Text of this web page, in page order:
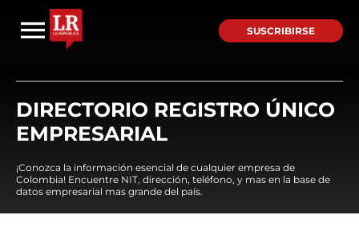
SUSCRIBIRSE
DIRECTORIO REGISTRO ÚNICO
EMPRESARIAL
¡Conozca la información esencial de cualquier empresa de
Colombia! Encuentre NIT, dirección, teléfono, y mas en la base de
datos empresarial mas grande del país.